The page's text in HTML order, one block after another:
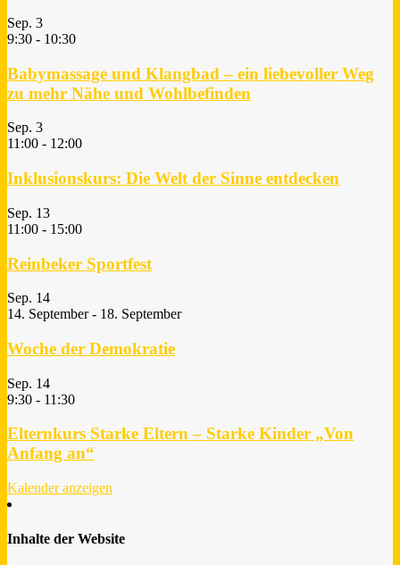
Sep. 3
9:30 - 10:30
Babymassage und Klangbad – ein liebevoller Weg
zu mehr Nähe und Wohlbefinden
Sep. 3
11:00 - 12:00
Inklusionskurs: Die Welt der Sinne entdecken
Sep. 13
11:00 - 15:00
Reinbeker Sportfest
Sep. 14
14. September- 18. September
Woche der Demokratie
Sep. 14
9:30 - 11:30
Elternkurs Starke Eltern – Starke Kinder „Von
Anfang an“
Kalender anzeigen
Inhalte der Website